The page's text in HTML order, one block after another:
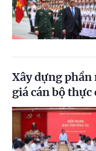
Xây dựng phần
giá cán bộ